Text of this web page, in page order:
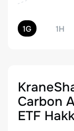
1G 1H
Carbon
ETF